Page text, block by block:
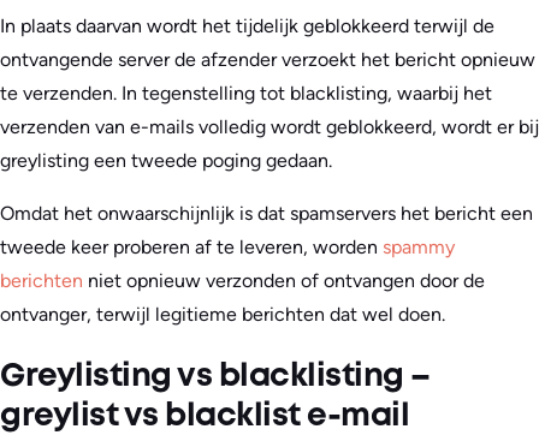
In plaats daarvan wordt het tijdelijk geblokkeerd terwijl de
ontvangende server de afzender verzoekt het bericht opnieuw
te verzenden. In tegenstelling tot blacklisting, waarbij het
verzenden van e-mails volledig wordt geblokkeerd, wordt er bij
greylisting een tweede poging gedaan.
Omdat het onwaarschijnlijk is dat spamservers het bericht een
tweede keer proberen af te leveren, worden spammy
berichten niet opnieuw verzonden of ontvangen door de
ontvanger, terwijl legitieme berichten dat wel doen.
Greylisting vs blacklisting –
greylist vs blacklist e-mail